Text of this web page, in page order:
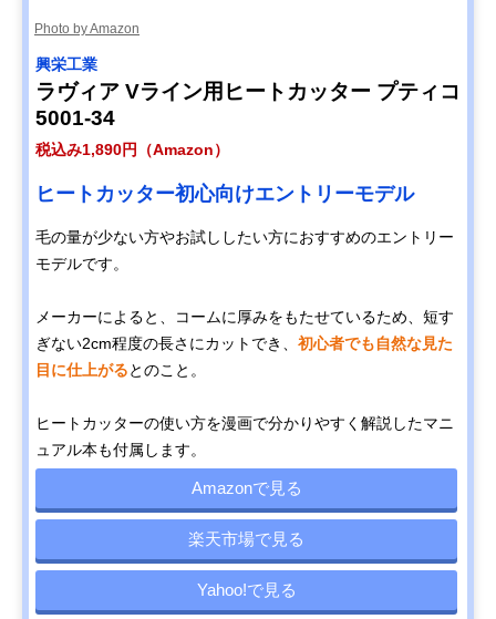
Photo by Amazon
興栄工業
ラヴィア Vライン用ヒートカッター プティコ
5001-34
税込み1,890円（Amazon）
ヒートカッター初心向けエントリーモデル
毛の量が少ない方やお試ししたい方におすすめのエントリー
モデルです。
メーカーによると、コームに厚みをもたせているため、短す
ぎない2cm程度の長さにカットでき、 初心者でも自然な見た
目に仕上がるとのこと。
ヒートカッターの使い方を漫画で分かりやすく解説したマニ
ュアル本も付属します。
Amazonで見る
楽天市場で見る
Yahoo!で見る